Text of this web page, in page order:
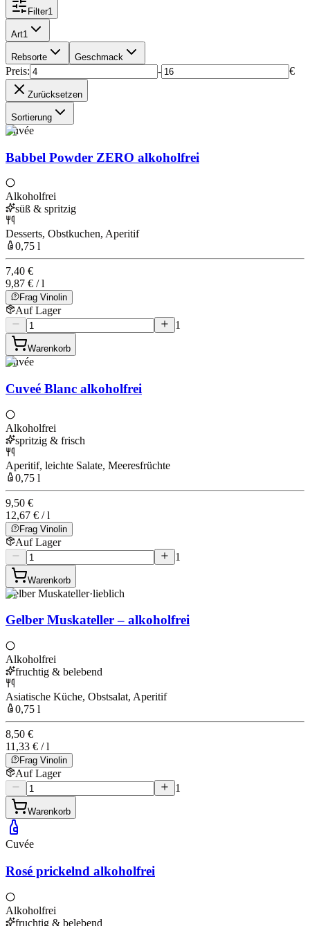
Filter1
Art1
Rebsorte Geschmack
Preis: - €
Zurücksetzen
Sortierung
Cuvée
Babbel Powder ZERO alkoholfrei
Alkoholfrei
süß & spritzig
Desserts, Obstkuchen, Aperitif
0,75 l
7,40 €
9,87 € / l
Frag Vinolin
Auf Lager
1
Warenkorb
Cuvée
Cuveé Blanc alkoholfrei
Alkoholfrei
spritzig & frisch
Aperitif, leichte Salate, Meeresfrüchte
0,75 l
9,50 €
12,67 € / l
Frag Vinolin
Auf Lager
1
Warenkorb
Gelber Muskateller·lieblich
Gelber Muskateller – alkoholfrei
Alkoholfrei
fruchtig & belebend
Asiatische Küche, Obstsalat, Aperitif
0,75 l
8,50 €
11,33 € / l
Frag Vinolin
Auf Lager
1
Warenkorb
Cuvée
Rosé prickelnd alkoholfrei
Alkoholfrei
fruchtig & belebend